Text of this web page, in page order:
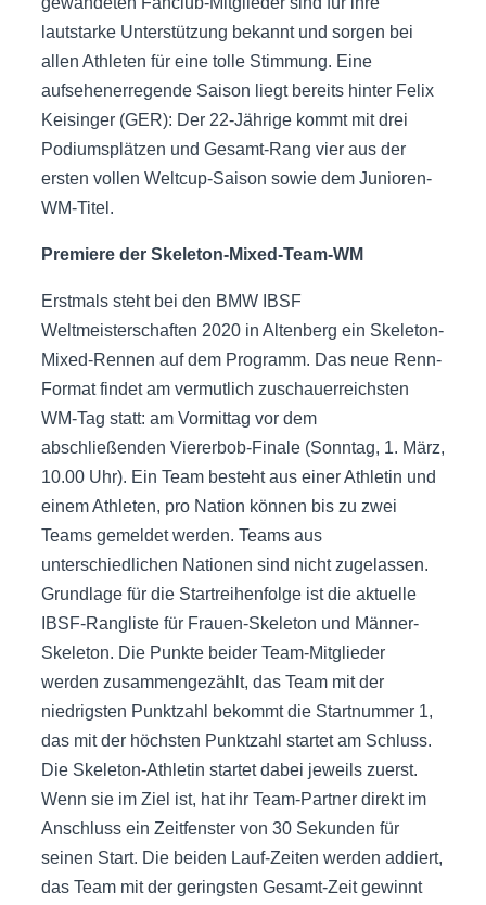
lautstarke Unterstützung bekannt und sorgen bei
allen Athleten für eine tolle Stimmung. Eine
aufsehenerregende Saison liegt bereits hinter Felix
Keisinger (GER): Der 22-Jährige kommt mit drei
Podiumsplätzen und Gesamt-Rang vier aus der
ersten vollen Weltcup-Saison sowie dem Junioren-
WM-Titel.
Premiere der Skeleton-Mixed-Team-WM
Erstmals steht bei den BMW IBSF
Weltmeisterschaften 2020 in Altenberg ein Skeleton-
Mixed-Rennen auf dem Programm. Das neue Renn-
Format findet am vermutlich zuschauerreichsten
WM-Tag statt: am Vormittag vor dem
abschließenden Viererbob-Finale (Sonntag, 1. März,
10.00 Uhr). Ein Team besteht aus einer Athletin und
einem Athleten, pro Nation können bis zu zwei
Teams gemeldet werden. Teams aus
unterschiedlichen Nationen sind nicht zugelassen.
Grundlage für die Startreihenfolge ist die aktuelle
IBSF-Rangliste für Frauen-Skeleton und Männer-
Skeleton. Die Punkte beider Team-Mitglieder
werden zusammengezählt, das Team mit der
niedrigsten Punktzahl bekommt die Startnummer 1,
das mit der höchsten Punktzahl startet am Schluss.
Die Skeleton-Athletin startet dabei jeweils zuerst.
Wenn sie im Ziel ist, hat ihr Team-Partner direkt im
Anschluss ein Zeitfenster von 30 Sekunden für
seinen Start. Die beiden Lauf-Zeiten werden addiert,
das Team mit der geringsten Gesamt-Zeit gewinnt